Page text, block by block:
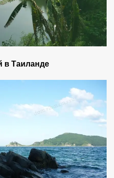
в Таиланде